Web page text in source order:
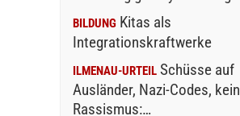
BILDUNG Kitas als
Integrationskraftwerke
ILMENAU-URTEIL Schüsse auf
Ausländer, Nazi-Codes, kein
Rassismus:…